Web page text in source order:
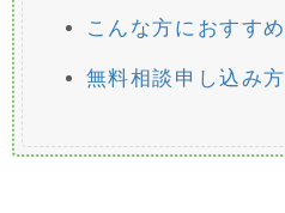
こんな方におすすめ
無料相談申し込み